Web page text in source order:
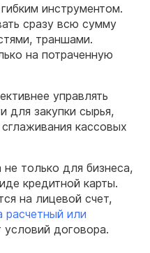
инструментом.
сразу всю сумму
траншами.
на потраченную
управлять
для закупки сырья,
кассовых
только для бизнеса,
кредитной карты.
на лицевой счет,
расчетный или
условий договора.